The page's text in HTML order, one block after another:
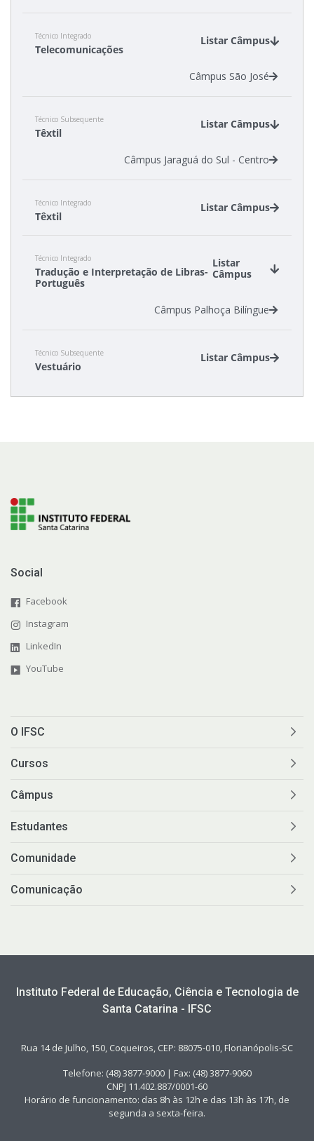
Técnico Integrado
Telecomunicações
Listar Câmpus
Câmpus São José
Técnico Subsequente
Têxtil
Listar Câmpus
Câmpus Jaraguá do Sul - Centro
Técnico Integrado
Têxtil
Listar Câmpus
Câmpus Jaraguá do Sul - Centro
Técnico Integrado
Tradução e Interpretação de Libras-
Português
Listar
Câmpus
Câmpus Palhoça Bilíngue
Técnico Subsequente
Vestuário
Listar Câmpus
Social
Facebook
Instagram
LinkedIn
YouTube
O IFSC
Cursos
Câmpus
Estudantes
Comunidade
Comunicação
Instituto Federal de Educação, Ciência e Tecnologia de
Santa Catarina - IFSC
Rua 14 de Julho, 150, Coqueiros, CEP: 88075-010, Florianópolis-SC
Telefone: (48) 3877-9000 | Fax: (48) 3877-9060
CNPJ 11.402.887/0001-60
Horário de funcionamento: das 8h às 12h e das 13h às 17h, de
segunda a sexta-feira.